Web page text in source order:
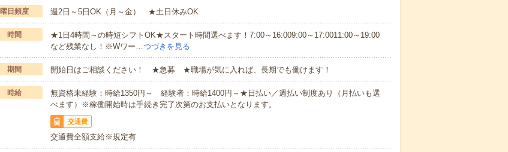
曜日頻度 週2日～5日OK（月～金） ★土日休みOK
時間
★1日4時間～の時短シフトOK★スタート時間選べます！7:00～16:009:00～17:0011:00～19:00
など残業なし！※Wワー…つづきを見る
期間 開始日はご相談ください！ ★急募 ★職場が気に入れば、長期でも働けます！
時給
無資格未経験：時給1350円～ 経験者：時給1400円～★日払い／週払い制度あり（月払いも選
べます）※稼働開始時は手続き完了次第のお支払いとなります。
交通費
交通費全額支給※規定有